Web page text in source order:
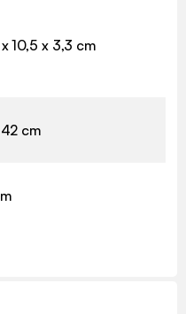
10,5 x 3,3 cm
cm